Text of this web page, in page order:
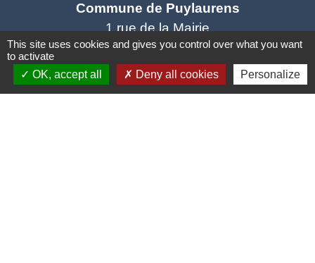
Commune de Puylaurens
1 rue de la Mairie
81700 Puylaurens - FRANCE
+33 5 63 75 00 18
Contact par formulaire
This site uses cookies and gives you control over what you want
to activate
OK, accept all
Deny all cookies Personalize